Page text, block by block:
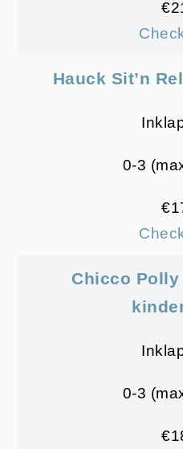
Hauck Sit’n
0-3
Chicco Polly
0-3